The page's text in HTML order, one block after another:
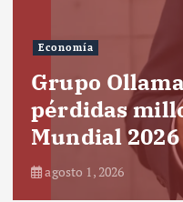
Economía
Grupo
pérdidas
Mundial 2026
agosto 1, 2026